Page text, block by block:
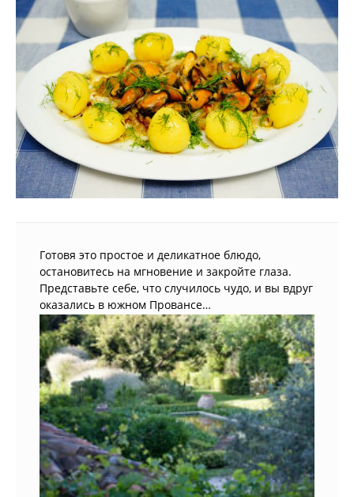
Готовя это простое и деликатное блюдо,
остановитесь на мгновение и закройте глаза.
Представьте себе, что случилось чудо, и вы вдруг
оказались в южном Провансе…